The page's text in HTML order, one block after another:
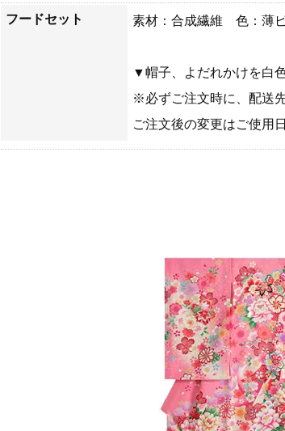
フードセット 素材：合成繊維 色：薄
▼帽子、よだれかけを白
※必ずご注文時に、配送
ご注文後の変更はご使用